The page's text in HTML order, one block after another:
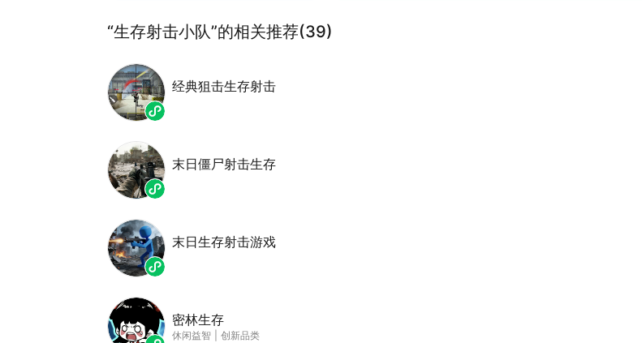
“生存射击小队”的相关推荐(39)
经典狙击生存射击
末日僵尸射击生存
末日生存射击游戏
密林生存
休闲益智 创新品类